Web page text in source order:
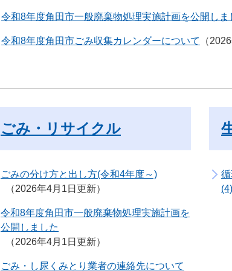
令和8年度角田市一般廃棄物処理実施計画を公開しま
令和8年度角田市ごみ収集カレンダーについて
ごみ・リサイクル
ごみの分け方と出し方(令和4年度～)
2026年4月1日更新
令和8年度角田市一般廃棄物処理実施計画を
公開しました
2026年4月1日更新
ごみ・し尿くみとり業者の連絡先について